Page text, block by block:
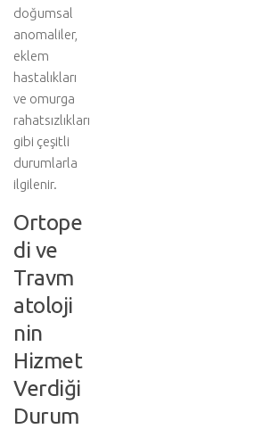
doğumsal
anomaliler,
eklem
hastalıkları
ve omurga
rahatsızlıkları
gibi çeşitli
durumlarla
ilgilenir.
Ortope
di ve
Travm
atoloji
nin
Hizmet
Verdiği
Durum